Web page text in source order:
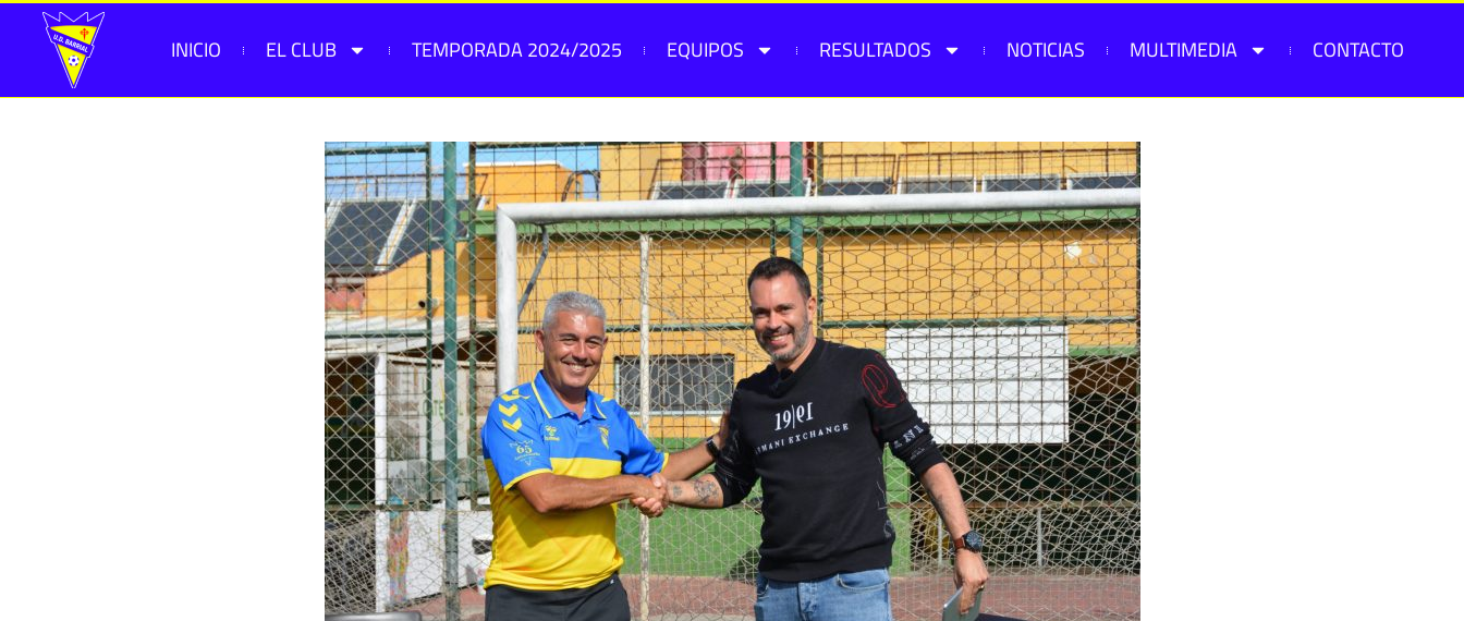
INICIO EL CLUB TEMPORADA 2024/2025 EQUIPOS RESULTADOS NOTICIAS MULTIMEDIA CONTACTO